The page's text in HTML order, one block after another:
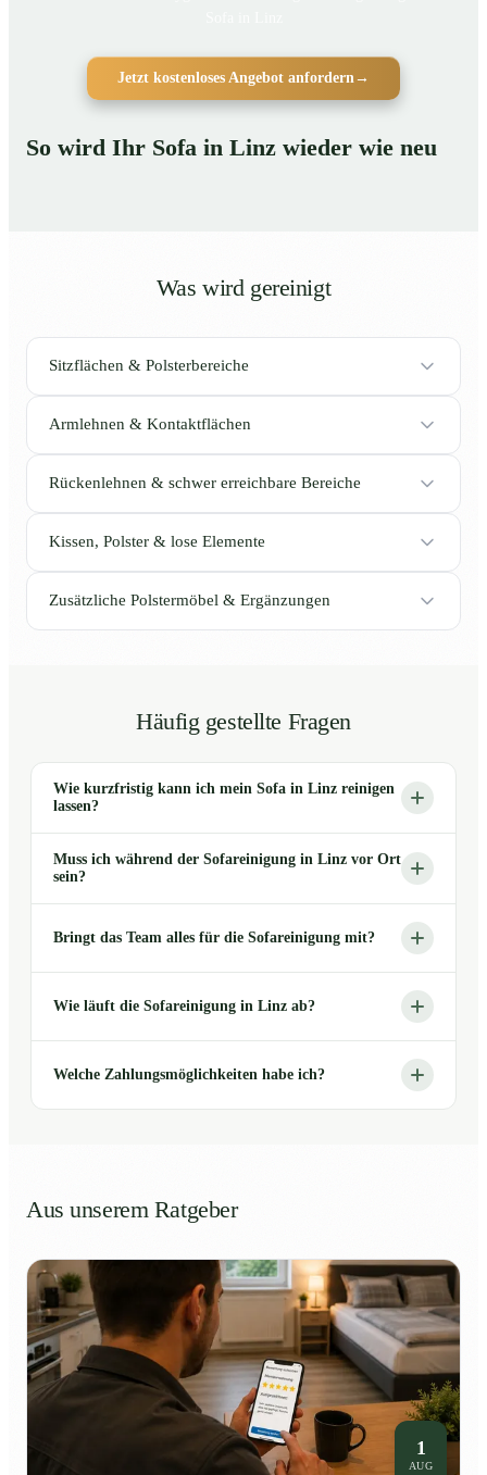
Jetzt kostenloses Angebot anfordern →
So wird Ihr Sofa in Linz wieder wie neu
Was wird gereinigt
Sitzflächen & Polsterbereiche
Armlehnen & Kontaktflächen
Rückenlehnen & schwer erreichbare Bereiche
Kissen, Polster & lose Elemente
Zusätzliche Polstermöbel & Ergänzungen
Häufig gestellte Fragen
Wie kurzfristig kann ich mein Sofa in Linz reinigen
lassen?
Muss ich während der Sofareinigung in Linz vor Ort
sein?
Bringt das Team alles für die Sofareinigung mit?
Wie läuft die Sofareinigung in Linz ab?
Welche Zahlungsmöglichkeiten habe ich?
Aus unserem Ratgeber
1
AUG